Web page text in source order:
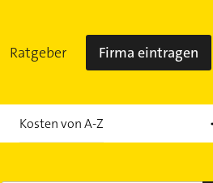
Ratgeber Firma eintragen
Kosten von A-Z